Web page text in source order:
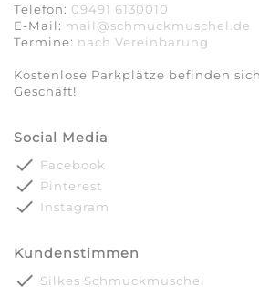
Telefon: 09491 6130010
E-Mail: mail@schmuckmuschel.de
Termine: nach Vereinbarung​​​​​​​
Kostenlose Parkplätze befinden
Geschäft!
Social Media
done Facebook
done Pinterest
done Instagram
Kundenstimmen
done Silkes Schmuckmuschel